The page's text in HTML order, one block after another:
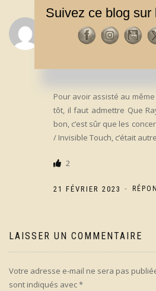
CANARDWC
L’album maudit.
La faute de goût.
Pour avoir assisté au
tôt, il faut admettre Que
bon, c’est sûr que les
/ Invisible Touch, c’était
2
21 FÉVRIER 2023 -
LAISSER UN COMMENTAIRE
Votre adresse e-mail ne sera pas
sont indiqués avec*
Suivez ce blog sur